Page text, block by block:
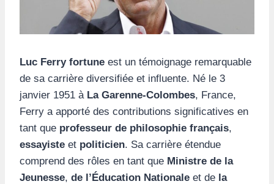
Luc Ferry fortune est un témoignage remarquable
de sa carrière diversifiée et influente. Né le 3
janvier 1951 à La Garenne-Colombes, France,
Ferry a apporté des contributions significatives en
tant que professeur de philosophie français,
essayiste et politicien. Sa carrière étendue
comprend des rôles en tant que Ministre de la
Jeunesse, de l’Éducation Nationale et de la